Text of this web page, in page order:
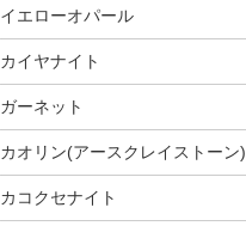
イエローオパール
カイヤナイト
ガーネット
カオリン(アースクレイストーン)
カコクセナイト